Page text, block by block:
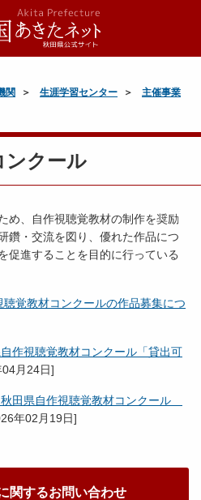
関 生涯学習センター
主催事業
ンクール
め、自作視聴覚教材の制作を奨励
鑽・交流を図り、優れた作品につ
促進することを目的に行っている
覚教材コンクールの作品募集につ
作視聴覚教材コンクール「貸出可
月24日]
田県自作視聴覚教材コンクール
年02月19日]
関するお問い合わせ